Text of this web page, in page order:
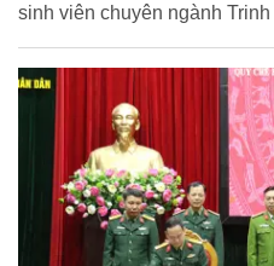
sinh viên chuyên ngành